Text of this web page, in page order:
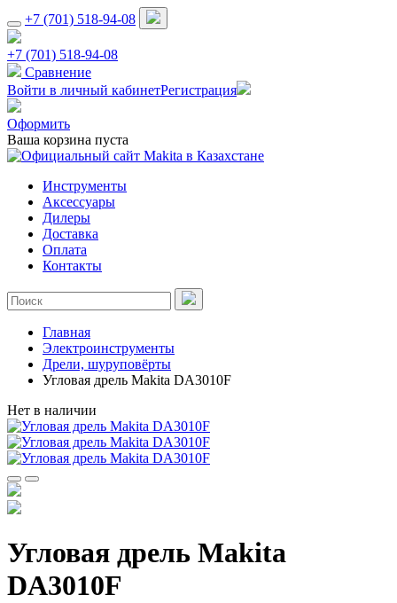
+7 (701) 518-94-08
+7 (701) 518-94-08
Сравнение
Войти в личный кабинетРегистрация
Оформить
Ваша корзина пуста
Инструменты
Аксессуары
Дилеры
Доставка
Оплата
Контакты
Главная
Электроинструменты
Дрели, шуруповёрты
Угловая дрель Makita DA3010F
Нет в наличии
Угловая дрель Makita
DA3010F